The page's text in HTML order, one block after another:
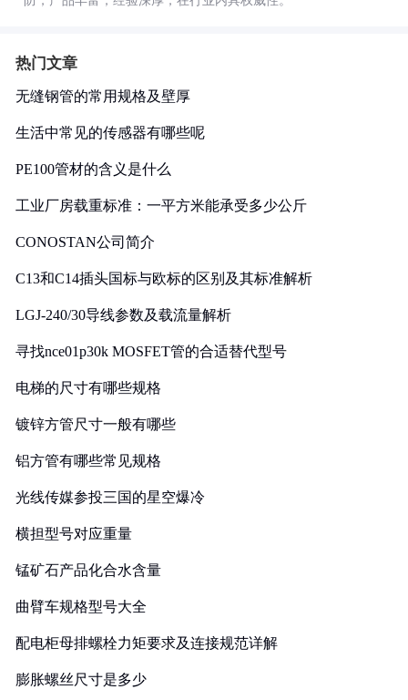
热门文章
无缝钢管的常用规格及壁厚
生活中常见的传感器有哪些呢
PE100管材的含义是什么
工业厂房载重标准：一平方米能承受多少公斤
CONOSTAN公司简介
C13和C14插头国标与欧标的区别及其标准解析
LGJ-240/30导线参数及载流量解析
寻找nce01p30k MOSFET管的合适替代型号
电梯的尺寸有哪些规格
镀锌方管尺寸一般有哪些
铝方管有哪些常见规格
光线传媒参投三国的星空爆冷
横担型号对应重量
锰矿石产品化合水含量
曲臂车规格型号大全
配电柜母排螺栓力矩要求及连接规范详解
膨胀螺丝尺寸是多少